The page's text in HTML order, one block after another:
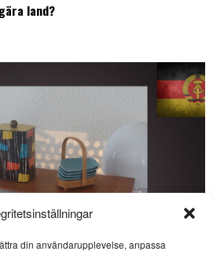
din användarupplevelse, anpassa
land?